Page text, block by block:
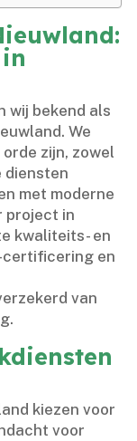
wij bekend als
We
zijn, zowel
diensten
met moderne
project in
kwaliteits- en
certificering en
van
kiezen voor
voor